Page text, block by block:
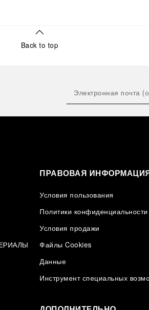
Back to top
ПРАВОВАЯ
Условия пользования
Политики конфиденциальности
Условия продажи
Файлы Cookies
Данные
Инструмент специальных